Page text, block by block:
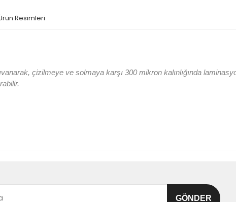
Resimleri
çizilmeye ve solmaya karşı 300 mikron kalınlığında